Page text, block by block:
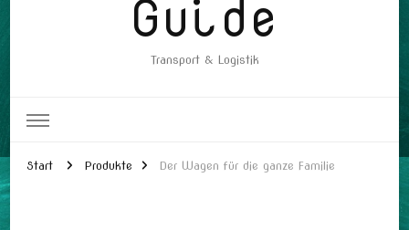
Guide
Transport & Logistik
Start Produkte Der Wagen für die ganze Familie